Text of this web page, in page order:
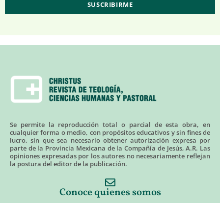
Se permite la reproducción total o parcial de esta obra, en
cualquier forma o medio, con propósitos educativos y sin fines de
lucro, sin que sea necesario obtener autorización expresa por
parte de la Provincia Mexicana de la Compañía de Jesús, A.R. Las
opiniones expresadas por los autores no necesariamente reflejan
la postura del editor de la publicación.
Conoce quienes somos